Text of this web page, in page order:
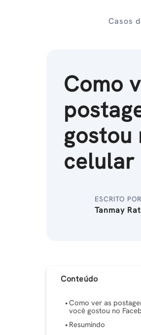
Casos
Como
gostou
celular
ESCRITO POR
Tanmay
Conteúdo
Como ver as
você gostou no
Resumindo